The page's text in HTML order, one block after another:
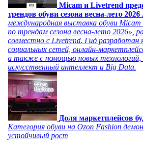
Micam и Livetrend
трендов обуви сезона весна-лето 2026
международная выставка обуви
по трендам сезона весна-лето 2026»,
совместно с Livetrend. Гид разработан
социальных сетей, онлайн-
а также с помощью новых технологий,
искусственный интеллект и Big Data.
Доля маркетплейсов
Категория обуви на Ozon Fashion
устойчивый рост